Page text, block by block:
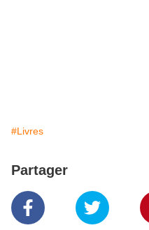
#Livres
Partager